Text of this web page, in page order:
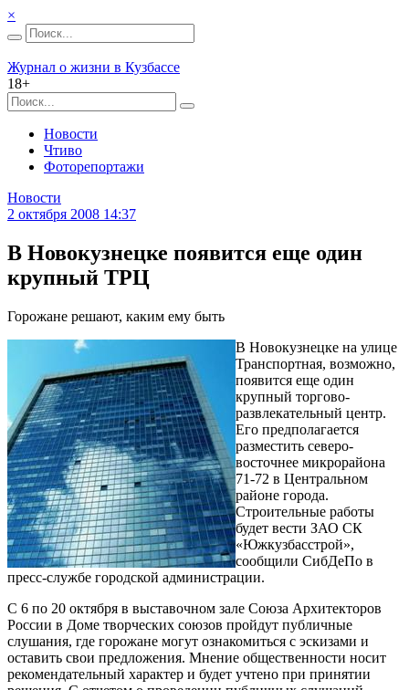
×
Журнал о жизни в Кузбассе
18+
Новости
Чтиво
Фоторепортажи
Новости
2 октября 2008 14:37
В Новокузнецке появится еще один
крупный ТРЦ
Горожане решают, каким ему быть
В Новокузнецке на улице
Транспортная, возможно,
появится еще один
крупный торгово-
развлекательный центр.
Его предполагается
разместить северо-
восточнее микрорайона
71-72 в Центральном
районе города.
Строительные работы
будет вести ЗАО СК
«Южкузбасстрой»,
сообщили СибДеПо в
пресс-службе городской администрации.
С 6 по 20 октября в выставочном зале Союза Архитекторов
России в Доме творческих союзов пройдут публичные
слушания, где горожане могут ознакомиться с эскизами и
оставить свои предложения. Мнение общественности носит
рекомендательный характер и будет учтено при принятии